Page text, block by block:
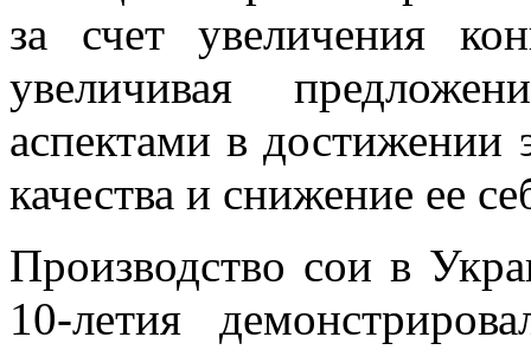
за счет увеличения
увеличивая
аспектами в
качества и снижение ее
Производство сои в
10-летия